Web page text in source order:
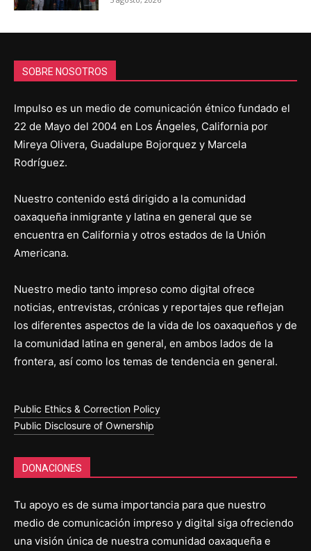
SOBRE NOSOTROS
Impulso es un medio de comunicación étnico fundado el
22 de Mayo del 2004 en Los Ángeles, California por
Mireya Olivera, Guadalupe Bojorquez y Marcela
Rodríguez.
Nuestro contenido está dirigido a la comunidad
oaxaqueña inmigrante y latina en general que se
encuentra en California y otros estados de la Unión
Americana.
Nuestro medio tanto impreso como digital ofrece
noticias, entrevistas, crónicas y reportajes que reflejan
los diferentes aspectos de la vida de los oaxaqueños y de
la comunidad latina en general, en ambos lados de la
frontera, así como los temas de tendencia en general.
Public Ethics & Correction Policy
Public Disclosure of Ownership
DONACIONES
Tu apoyo es de suma importancia para que nuestro
medio de comunicación impreso y digital siga ofreciendo
una visión única de nuestra comunidad oaxaqueña e